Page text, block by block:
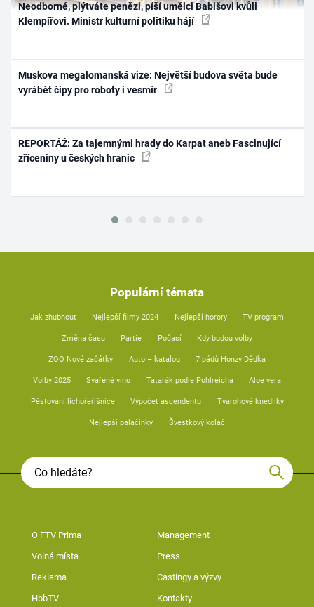
Neodborné, plýtváte penězi, píší umělci Babišovi kvůli
Klempířovi. Ministr kulturní politiku hájí
Muskova megalomanská vize: Největší budova světa bude
vyrábět čipy pro roboty i vesmír
REPORTÁŽ: Za tajemnými hrady do Karpat aneb Fascinující
zříceniny u českých hranic
Populární témata
Jak zhubnout Nejlepší filmy 2024 Nejlepší horory TV program
Změna času Partie Počasí Kdy budou volby
ZOO Nové začátky Auto – katalog 7 pádů Honzy Dědka
Volby 2025 Svařené víno Tatarák podle Pohlreicha Aloe vera
Pěstování lichořeřišnice Výpočet ascendentu Tvarohové knedlíky
Nejlepší palačinky Švestkový koláč
O FTV Prima Management
Volná místa Press
Reklama Castingy a výzvy
HbbTV Kontakty